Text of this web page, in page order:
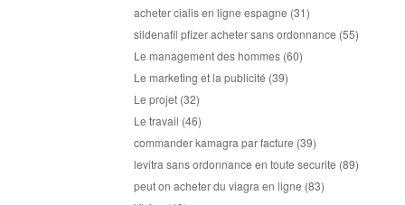
acheter cialis en ligne espagne (31)
sildenafil pfizer acheter sans ordonnance (55)
Le management des hommes (60)
Le marketing et la publicité (39)
Le projet (32)
Le travail (46)
commander kamagra par facture (39)
levitra sans ordonnance en toute securite (89)
peut on acheter du viagra en ligne (83)